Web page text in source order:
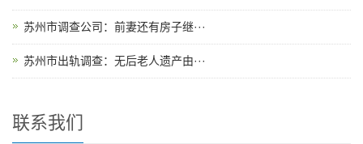
苏州市调查公司：前妻还有房子继···
苏州市出轨调查：无后老人遗产由···
联系我们